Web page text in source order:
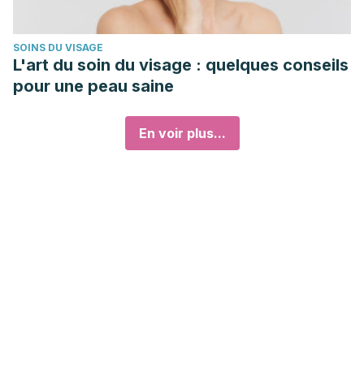
SOINS DU VISAGE
L'art du soin du visage : quelques conseils
pour une peau saine
En voir plus...